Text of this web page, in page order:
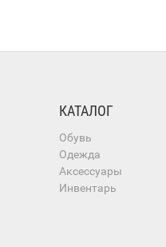
КАТАЛОГ
Обувь
Одежда
Аксессуары
Инвентарь